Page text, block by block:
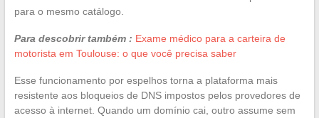
para o mesmo catálogo.
Para descobrir também : Exame médico para a carteira de
motorista em Toulouse: o que você precisa saber
Esse funcionamento por espelhos torna a plataforma mais
resistente aos bloqueios de DNS impostos pelos provedores de
acesso à internet. Quando um domínio cai, outro assume sem